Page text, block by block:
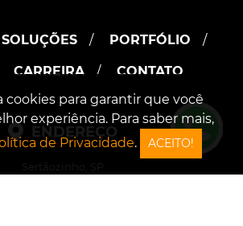
SOLUÇÕES PORTFÓLIO
CARREIRA CONTATO
ENDEREÇO
Sertãozinho, SP
cookies para garantir que você
experiência. Para saber mais,
de Privacidade. ACEITO!